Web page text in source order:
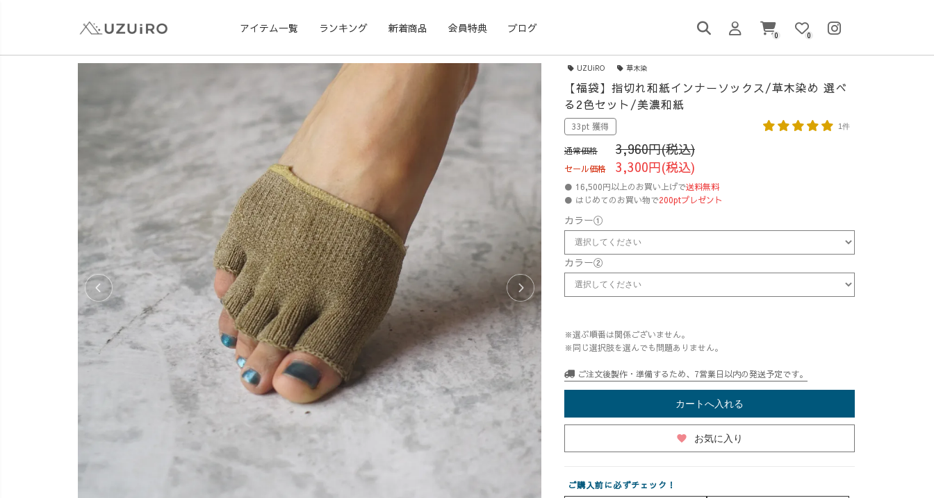
アイテム一覧 ランキング 新着商品 会員特典 ブログ
0 0
UZUiRO 草木染
【福袋】指切れ和紙インナーソックス/草木染め 選べ
る2色セット/美濃和紙
33pt 獲得 1件
通常価格 3,960円(税込)
セール価格 3,300円(税込)
● 16,500円以上のお買い上げで送料無料
● はじめてのお買い物で200ptプレゼント
カラー①
カラー②
※選ぶ順番は関係ございません。
※同じ選択肢を選んでも問題ありません。
ご注文後製作・準備するため、7営業日以内の発送予定です。
カートへ入れる
favorite お気に入り
ご購入前に必ずチェック！